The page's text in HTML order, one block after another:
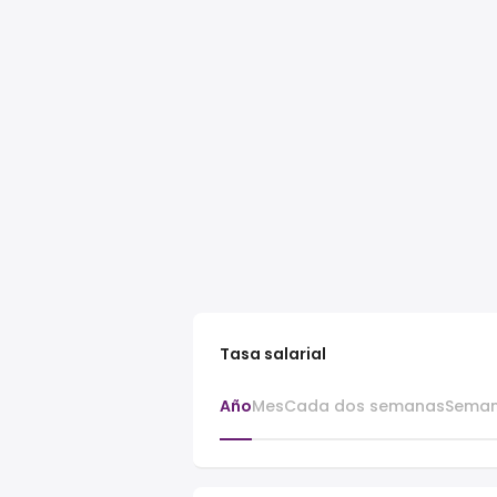
Tasa salarial
AñoMesCada dos semanas